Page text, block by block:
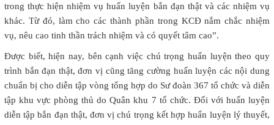
trong thực hiện nhiệm vụ huấn luyện bắn đạn thật và các nhiệm vụ
khác. Từ đó, làm cho các thành phần trong KCĐ nắm chắc nhiệm
vụ, nêu cao tinh thần trách nhiệm và có quyết tâm cao”.
Được biết, hiện nay, bên cạnh việc chú trọng huấn luyện theo quy
trình bắn đạn thật, đơn vị cũng tăng cường huấn luyện các nội dung
chuẩn bị cho diễn tập vòng tổng hợp do Sư đoàn 367 tổ chức và diễn
tập khu vực phòng thủ do Quân khu 7 tổ chức. Đối với huấn luyện
diễn tập bắn đạn thật, đơn vị chú trọng kết hợp huấn luyện lý thuyết,